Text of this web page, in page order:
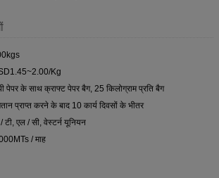
Kg
पेपर के साथ क्राफ्ट पेपर बैग, 25 किलोग्राम प्रति बैग
प्राप्त करने के बाद 10 कार्य दिवसों के भीतर
/ टी, एल / सी, वेस्टर्न यूनियन
/ माह